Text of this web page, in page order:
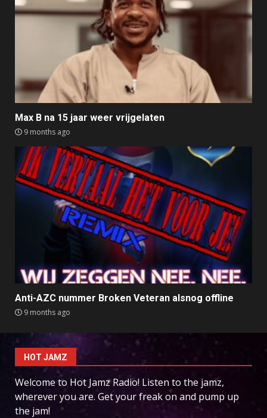
Max B na 15 jaar weer vrijgelaten
9 months ago
Anti-AZC nummer Broken Veteran alsnog offline
9 months ago
HOT JAMZ
Welcome to Hot Jamz Radio! Listen to the jamz,
wherever you are. Get your freak on and pump up
the jam!